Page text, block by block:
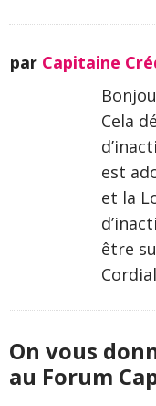
par Capitaine
Cela
est
et la
être
On vous
au Forum